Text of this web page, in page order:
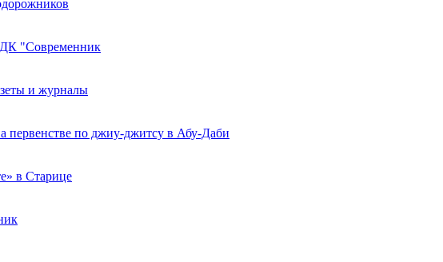
ДК "Современник
и журналы
первенстве по джиу-джитсу в Абу-Даби
в Старице